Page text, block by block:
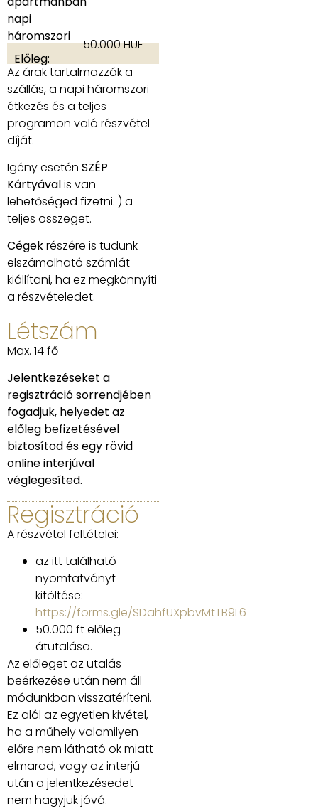
napi
háromszori
étkezéssel:
Előleg:
50.000 HUF
Az árak tartalmazzák a
szállás, a napi háromszori
étkezés és a teljes
programon való részvétel
díját.
Igény esetén SZÉP
Kártyávalis van
lehetőséged fizetni. ) a
teljes összeget.
Cégekrészére is tudunk
elszámolható számlát
kiállítani, ha ez megkönnyíti
a részvételedet.
Létszám
Max. 14 fő
Jelentkezéseket a
regisztráció sorrendjében
fogadjuk, helyedet az
előleg befizetésével
biztosítod és egy rövid
online interjúval
véglegesíted.
Regisztráció
A részvétel feltételei:
az itt található
nyomtatványt
kitöltése:
https://forms.gle/SDahfUXpbvMtTB9L6
50.000 ft előleg
átutalása.
Az előleget az utalás
beérkezése után nem áll
módunkban visszatéríteni.
Ez alól az egyetlen kivétel,
ha a műhely valamilyen
előre nem látható ok miatt
elmarad, vagy az interjú
után a jelentkezésedet
nem hagyjuk jóvá.